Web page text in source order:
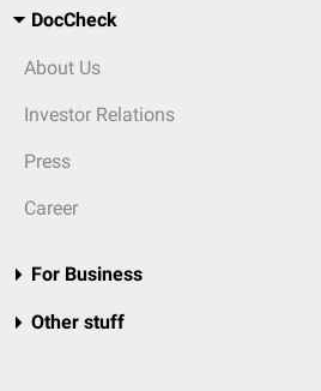
DocCheck
About Us
Investor Relations
Press
Career
For Business
Other stuff